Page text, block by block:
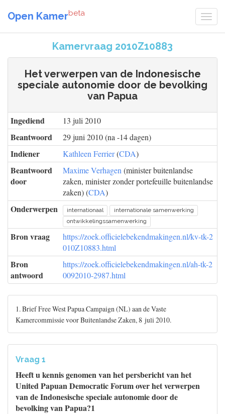
Open Kamerbeta
Kamervraag 2010Z10883
Het verwerpen van de Indonesische
speciale autonomie door de bevolking
van Papua
Ingediend 13 juli 2010
Beantwoord 29 juni 2010 (na -14 dagen)
Indiener Kathleen Ferrier(CDA)
Beantwoord
door
Maxime Verhagen (minister buitenlandse
zaken, minister zonder portefeuille buitenlandse
zaken) (CDA)
Onderwerpen internationaal
internationale samenwerking
ontwikkelingssamenwerking
Bron vraag
https://zoek.officielebekendmakingen.nl/kv-tk-2
010Z10883.html
Bron
antwoord
https://zoek.officielebekendmakingen.nl/ah-tk-2
0092010-2987.html
1. Brief Free West Papua Campaign (NL) aan de Vaste
Kamercommissie voor Buitenlandse Zaken, 8 juli 2010.
Vraag 1
Heeft u kennis genomen van het persbericht van het
United Papuan Democratic Forum over het verwerpen
van de Indonesische speciale autonomie door de
bevolking van Papua?1